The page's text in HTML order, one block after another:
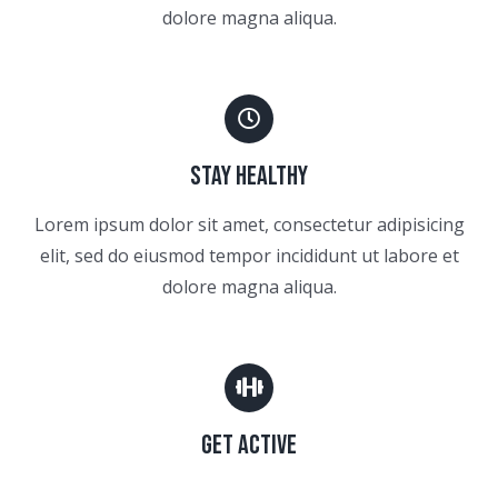
dolore magna aliqua.
STAY HEALTHY
Lorem ipsum dolor sit amet, consectetur adipisicing
elit, sed do eiusmod tempor incididunt ut labore et
dolore magna aliqua.
GET ACTIVE